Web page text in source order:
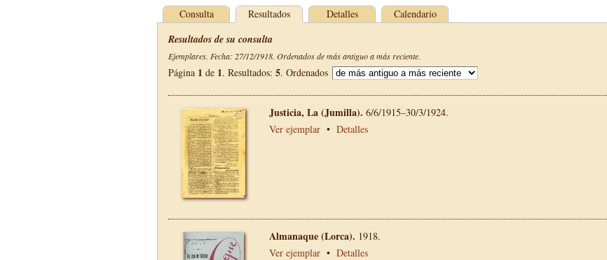
Consulta Resultados Detalles Calendario
Resultados de su consulta
Ejemplares. Fecha: 27/12/1918. Ordenados de más antiguo a más reciente.
Página 1 de 1. Resultados: 5. Ordenados
Justicia, La (Jumilla). 6/6/1915–30/3/1924.
Ver ejemplar • Detalles
Almanaque (Lorca). 1918.
Ver ejemplar • Detalles